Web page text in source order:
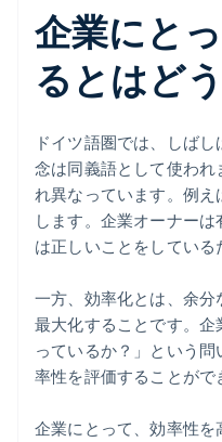
企業にと
るとはど
ドイツ語圏では、しば
念は同義語として使わ
れ異なっています。例
します。企業オーナー
は正しいことをしている
一方、効率化とは、余
最大化することです。
っているか？」という
率性を評価することがで
企業にとって、効率性